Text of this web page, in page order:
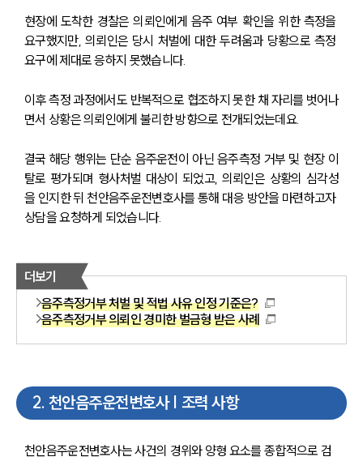
현장에 도착한 경찰은 의뢰인에게 음주 여부 확인을 위한 측정을
요구했지만, 의뢰인은 당시 처벌에 대한 두려움과 당황으로 측정
요구에 제대로 응하지 못했습니다.
이후 측정 과정에서도 반복적으로 협조하지 못한 채 자리를 벗어나
면서 상황은 의뢰인에게 불리한 방향으로 전개되었는데요.
결국 해당 행위는 단순 음주운전이 아닌 음주측정 거부 및 현장 이
탈로 평가되며 형사처벌 대상이 되었고, 의뢰인은 상황의 심각성
을 인지한 뒤 천안음주운전변호사를 통해 대응 방안을 마련하고자
상담을 요청하게 되었습니다.
더보기
음주측정거부 처벌 및 적법 사유 인정 기준은?
음주측정거부 의뢰인 경미한 벌금형 받은 사례
2. 천안음주운전변호사 | 조력 사항
천안음주운전변호사는 사건의 경위와 양형 요소를 종합적으로 검